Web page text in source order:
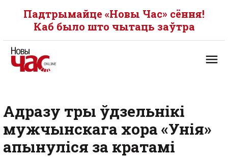
Падтрымайце «Новы Час» сёння!
Каб было што чытаць заўтра
Адразу тры ўдзельнікі
мужчынскага хора «Унія»
апынуліся за кратамі